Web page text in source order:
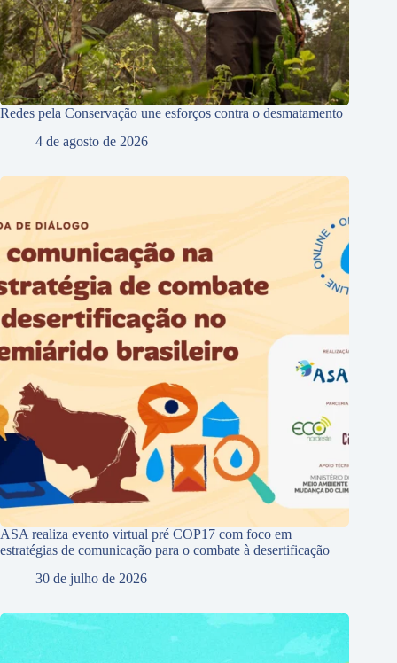
Redes pela Conservação une esforços contra o desmatamento
4 de agosto de 2026
ASA realiza evento virtual pré COP17 com foco em
estratégias de comunicação para o combate à desertificação
30 de julho de 2026